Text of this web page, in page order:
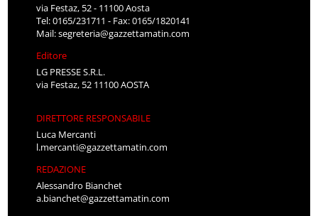
via Festaz, 52 - 11100 Aosta
Tel: 0165/231711 - Fax: 0165/1820141
Mail:segreteria@gazzettamatin.com
Editore
LG PRESSE S.R.L.
via Festaz, 52 11100 AOSTA
DIRETTORE RESPONSABILE
Luca Mercanti
l.mercanti@gazzettamatin.com
REDAZIONE
Alessandro Bianchet
a.bianchet@gazzettamatin.com